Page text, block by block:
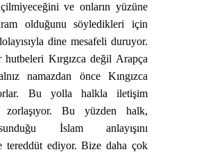
ve onların yüzüne
olduğunu söyledikleri için
dine mesafeli duruyor.
hutbeleri Kırgızca değil Arapça
namazdan önce Kıngızca
Bu yolla halkla iletişim
zorlaşıyor. Bu yüzden halk,
İslam anlayışını
tereddüt ediyor. Bize daha çok